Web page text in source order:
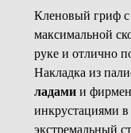
Кленовый гриф
максимальной
руке и отлично
Накладка из
ладамии
инкрустациями
экстремальный